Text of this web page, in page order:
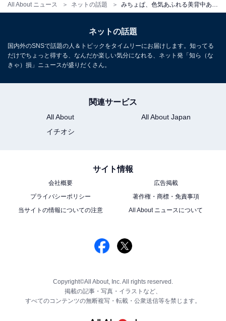
All About ニュース ネットの話題
ネットの話題
国内外のSNSで話題の人＆トピックをタイムリーにお届けします。知ってる
だけでちょっと得する、なんだか楽しい気分になれる、ネット発「知ら（な
きゃ）損」ニュースが盛りだくさん。
関連サービス
All About
All About Japan
イチオシ
サイト情報
会社概要
広告掲載
プライバシーポリシー
著作権・商標・免責事項
当サイトの情報についての注意
All About ニュースについて
Copyright©All About, Inc. All rights reserved.
掲載の記事・写真・イラストなど、
すべてのコンテンツの無断複写・転載・公衆送信等を禁じます。